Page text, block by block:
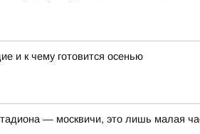
и к чему готовится осенью
— москвичи, это лишь малая